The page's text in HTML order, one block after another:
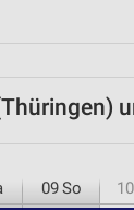
09So 10